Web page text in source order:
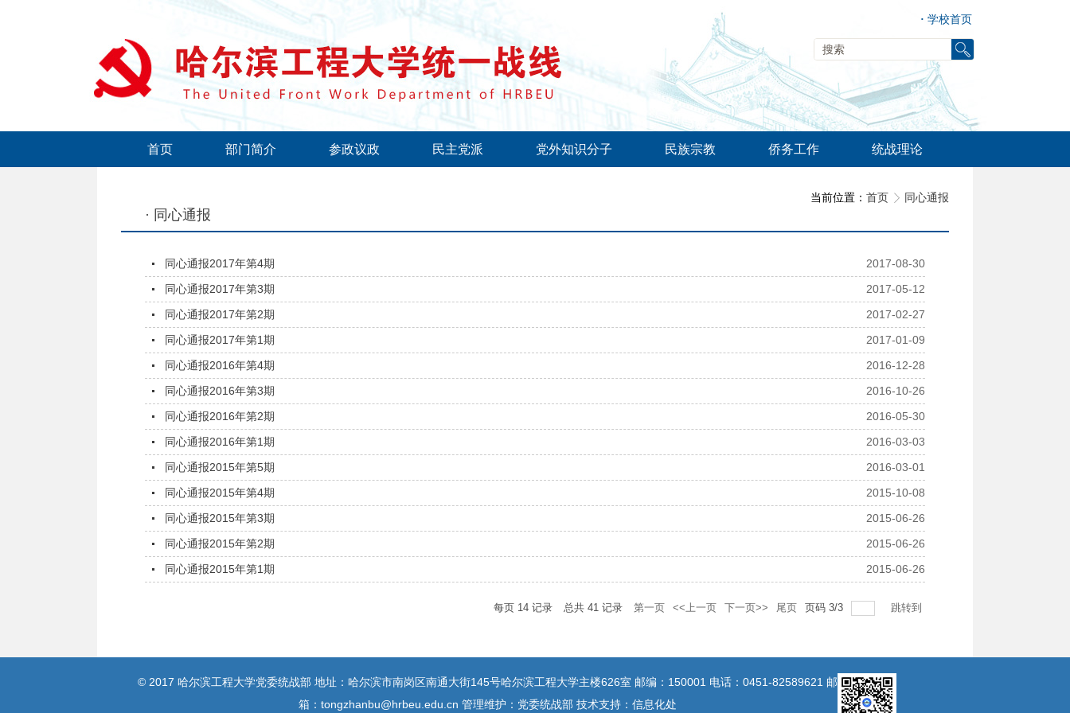
· 学校首页
首页 部门简介 参政议政 民主党派 党外知识分子 民族宗教 侨务工作 统战理论
当前位置： 首页 同心通报
· 同心通报
同心通报2017年第4期
2017-08-30
同心通报2017年第3期
2017-05-12
同心通报2017年第2期
2017-02-27
同心通报2017年第1期
2017-01-09
同心通报2016年第4期
2016-12-28
同心通报2016年第3期
2016-10-26
同心通报2016年第2期
2016-05-30
同心通报2016年第1期
2016-03-03
同心通报2015年第5期
2016-03-01
同心通报2015年第4期
2015-10-08
同心通报2015年第3期
2015-06-26
同心通报2015年第2期
2015-06-26
同心通报2015年第1期
2015-06-26
每页 14 记录 总共 41 记录 第一页 <<上一页 下一页>> 尾页 页码 3/3 跳转到
© 2017 哈尔滨工程大学党委统战部 地址：哈尔滨市南岗区南通大街145号哈尔滨工程大学主楼626室 邮编：150001 电话：0451-82589621 邮
箱：tongzhanbu@hrbeu.edu.cn 管理维护：党委统战部 技术支持：信息化处